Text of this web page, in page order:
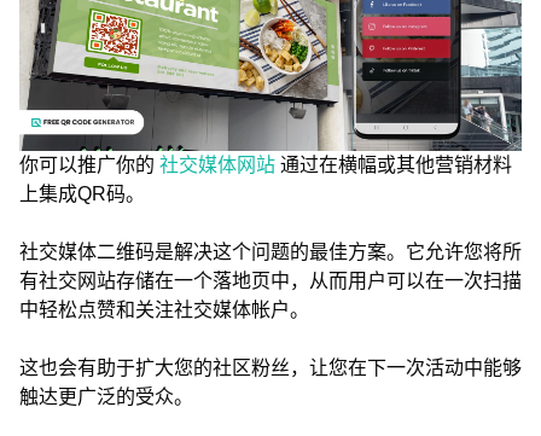
你可以推广你的 社交媒体网站 通过在横幅或其他营销材料
上集成QR码。
社交媒体二维码是解决这个问题的最佳方案。它允许您将所
有社交网站存储在一个落地页中，从而用户可以在一次扫描
中轻松点赞和关注社交媒体帐户。
这也会有助于扩大您的社区粉丝，让您在下一次活动中能够
触达更广泛的受众。